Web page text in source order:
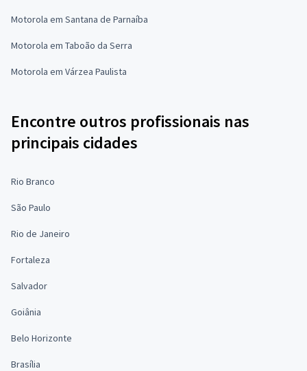
Motorola em Santana de Parnaíba
Motorola em Taboão da Serra
Motorola em Várzea Paulista
Encontre outros profissionais nas
principais cidades
Rio Branco
São Paulo
Rio de Janeiro
Fortaleza
Salvador
Goiânia
Belo Horizonte
Brasília